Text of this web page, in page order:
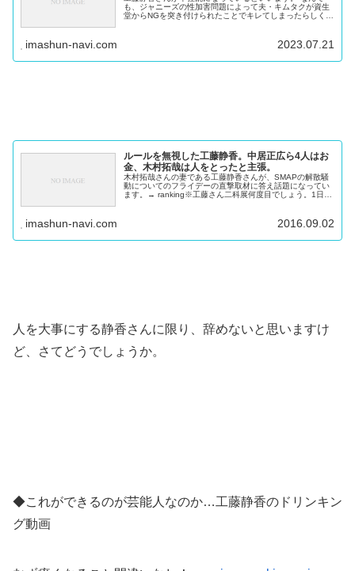
も、ジャニーズの性加害問題によって夫・キムタクが資生
堂からNGを突き付けられたことでキレてしまったらしく、
imashun-navi.com 2023.07.21
ルールを無視した工藤静香。中居正広ら4人はお
金、木村拓哉は人をとったと主張。
木村拓哉さんの妻である工藤静香さんが、SMAPの解散騒
動についてのフライデーの直撃取材に答え話題になってい
ます。→ ranking※工藤さん二科展何度目でしょう。1日10
imashun-navi.com 2016.09.02
人を大事にする静香さんに限り、辞めないと思いますけ
ど、さてどうでしょうか。
◆これができるのが芸能人なのか…工藤静香のドリンキン
グ動画